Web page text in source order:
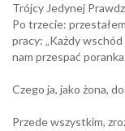
Trójcy Jedynej
Po trzecie:
pracy: „Każdy
nam przespać
Czego ja, jako żona,
Przede wszystkim,